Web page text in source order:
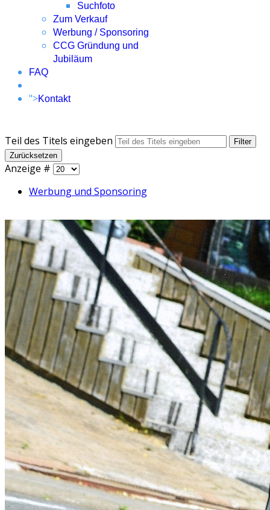
Suchfoto
Zum Verkauf
Werbung / Sponsoring
CCG Gründung und
Jubiläum
FAQ
">Kontakt
Teil des Titels eingeben
Filter
Zurücksetzen
Anzeige #
Werbung und Sponsoring